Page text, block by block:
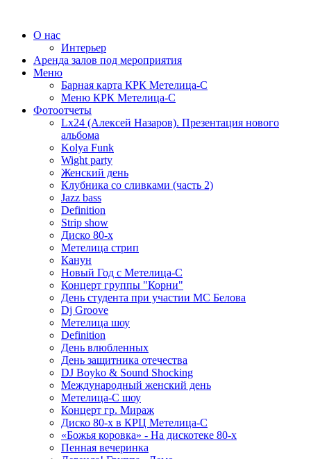
О нас
Интерьер
Аренда залов под мероприятия
Меню
Барная карта КРК Метелица-С
Меню КРК Метелица-С
Фотоотчеты
Lx24 (Алексей Назаров). Презентация нового
альбома
Kolya Funk
Wight party
Женский день
Клубника со сливками (часть 2)
Jazz bass
Definition
Strip show
Диско 80-х
Метелица стрип
Канун
Новый Год с Метелица-С
Концерт группы "Корни"
День студента при участии МС Белова
Dj Groove
Метелица шоу
Definition
День влюбленных
День защитника отечества
DJ Boyko & Sound Shocking
Международный женский день
Метелица-С шоу
Концерт гр. Мираж
Диско 80-х в КРЦ Метелица-С
«Божья коровка» - На дискотеке 80-х
Пенная вечеринка